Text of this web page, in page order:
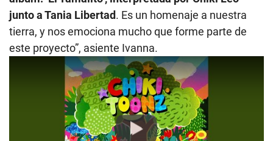
junto a Tania Libertad. Es un homenaje a nuestra
tierra, y nos emociona mucho que forme parte de
este proyecto”, asiente Ivanna.
Play